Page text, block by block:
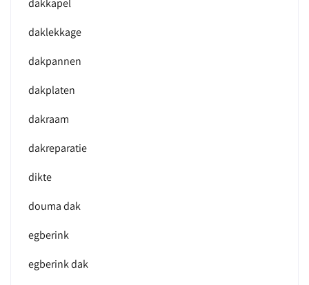
dakkapel
daklekkage
dakpannen
dakplaten
dakraam
dakreparatie
dikte
douma dak
egberink
egberink dak